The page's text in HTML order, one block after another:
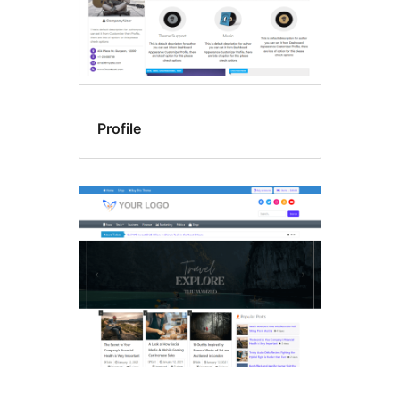
Profile